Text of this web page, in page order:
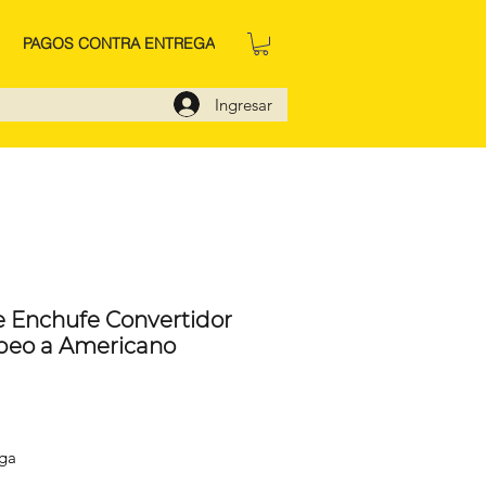
PAGOS CONTRA ENTREGA
Ingresar
Enchufe Convertidor
a Americano